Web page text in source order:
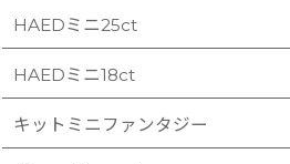
HAEDミニ25ct
HAEDミニ18ct
キットミニファンタジー